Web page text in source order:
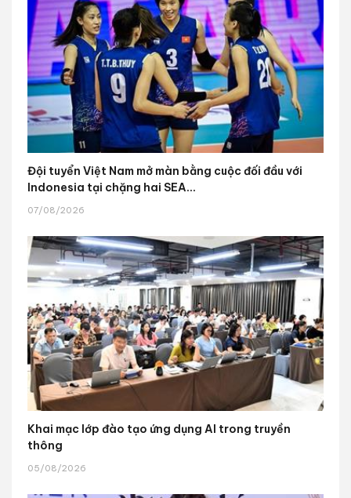
Đội tuyển Việt Nam mở màn bằng cuộc đối đầu với
Indonesia tại chặng hai SEA...
07/08/2026
Khai mạc lớp đào tạo ứng dụng AI trong truyền
thông
05/08/2026